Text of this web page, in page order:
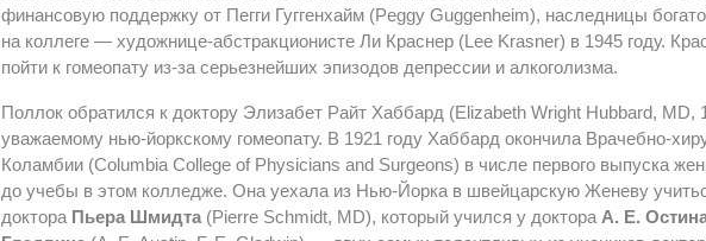
финансовую поддержку от Пегги Гуггенхайм (Peggy Guggenheim), наследницы
на коллеге — художнице-абстракционисте Ли Краснер (Lee Krasner) в 1945 году.
пойти к гомеопату из-за серьезнейших эпизодов депрессии и алкоголизма.
Поллок обратился к доктору Элизабет Райт Хаббард (Elizabeth Wright Hubbard, MD,
уважаемому нью-йоркскому гомеопату. В 1921 году Хаббард окончила Врачебно-
Коламбии (Columbia College of Physicians and Surgeons) в числе первого выпуска
до учебы в этом колледже. Она уехала из Нью-Йорка в швейцарскую Женеву
доктора Пьера Шмидта (Pierre Schmidt, MD), который учился у доктора А. Е.